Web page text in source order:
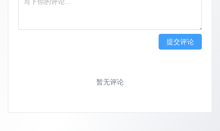
提交评论
暂无评论